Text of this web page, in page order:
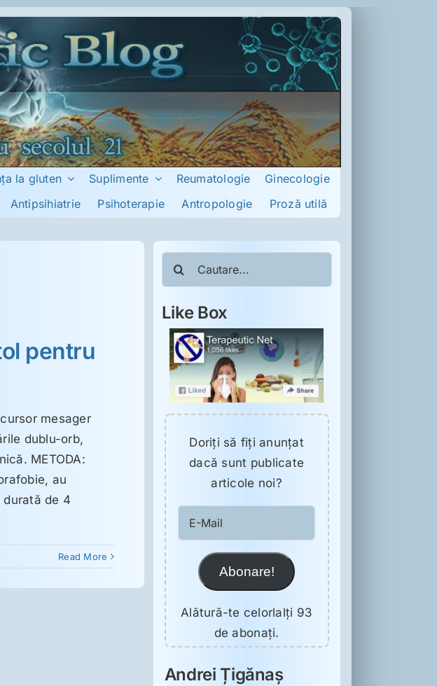
la gluten Suplimente Reumatologie
Ginecologie
Antipsihiatrie Psihoterapie Antropologie Proză utilă
pentru
mesager
dublu-orb,
METODA:
au
de 4
Read More
Like Box
Doriţi să fiţi anunţat
dacă sunt publicate
articole noi?
Mail
Abonare!
Alătură-te celorlalți 93
de abonați.
Andrei Țigănaș